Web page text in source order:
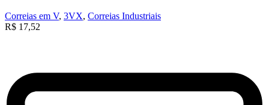
Correias em V, 3VX, Correias Industriais
R$ 17,52